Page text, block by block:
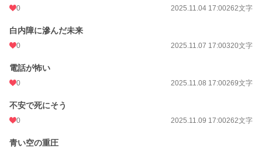
0 2025.11.04 17:00262文字
白内障に滲んだ未来
0 2025.11.07 17:00320文字
電話が怖い
0 2025.11.08 17:00269文字
不安で死にそう
0 2025.11.09 17:00262文字
青い空の重圧